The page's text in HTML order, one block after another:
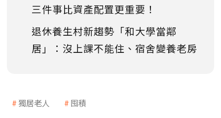
三件事比資產配置更重要！
退休養生村新趨勢「和大學當鄰
居」：沒上課不能住、宿舍變養老房
獨居老人 囤積